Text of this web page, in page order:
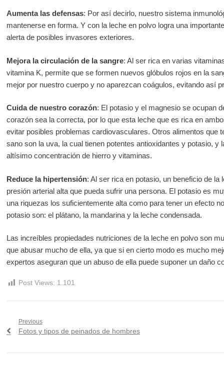
Aumenta las defensas: Por así decirlo, nuestro sistema
mantenerse en forma. Y con la leche en polvo logra una
alerta de posibles invasores exteriores.
Mejora la circulación de la sangre: Al ser rica en varias
vitamina K, permite que se formen nuevos glóbulos rojos en la
mejor por nuestro cuerpo y no aparezcan coágulos, evitando así
Cuida de nuestro corazón: El potasio y el magnesio se ocupan
corazón sea la correcta, por lo que esta leche que es rica en
evitar posibles problemas cardiovasculares. Otros alimentos que
sano son la uva, la cual tienen potentes antioxidantes y potasio, y
altísimo concentración de hierro y vitaminas.
Reduce la hipertensión: Al ser rica en potasio, un beneficio de la
presión arterial alta que pueda sufrir una persona. El potasio es
una riquezas los suficientemente alta como para tener un efecto
potasio son: el plátano, la mandarina y la leche condensada.
Las increíbles propiedades nutriciones de la leche en polvo son
que abusar mucho de ella, ya que si en cierto modo es mucho
expertos aseguran que un abuso de ella puede suponer un daño
Post Views: 1.101
Navegación
Previous
Previous
Fotos y tipos de peinados de hombres